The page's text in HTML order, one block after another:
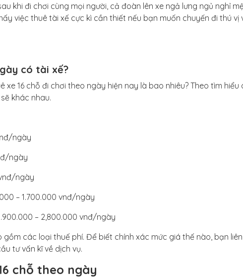
khi đi chơi cùng mọi người, cả đoàn lên xe ngả lưng ngủ nghỉ
việc thuê tài xế cực kì cần thiết nếu bạn muốn chuyến đi thú vị
có tài xế?
16 chỗ đi chơi theo ngày hiện nay là bao nhiêu? Theo tìm hiểu
khác nhau.
ngày
ngày
ngày
– 1.700.000 vnđ/ngày
– 2,800.000 vnđ/ngày
các loại thuế phí. Để biết chính xác mức giá thế nào, bạn
tư vấn kĩ về dịch vụ.
chỗ theo ngày